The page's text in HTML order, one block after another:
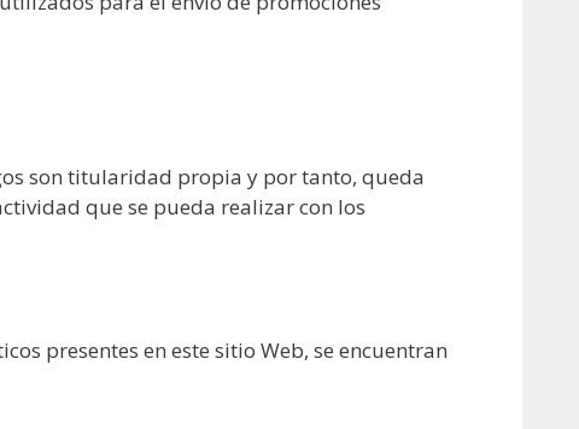
son titularidad propia y por tanto, queda
que se pueda realizar con los
presentes en este sitio Web, se encuentran